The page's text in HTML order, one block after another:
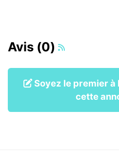
Avis (0)
Soyez le premier à
cette